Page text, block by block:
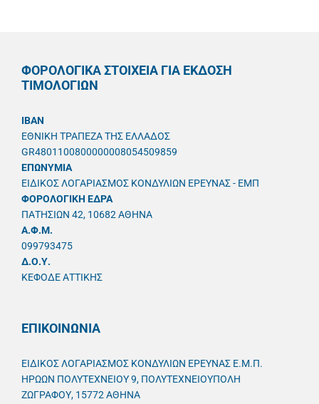
ΦΟΡΟΛΟΓΙΚΑ ΣΤΟΙΧΕΙΑ ΓΙΑ ΕΚΔΟΣΗ
ΤΙΜΟΛΟΓΙΩΝ
IBAN
ΕΘΝΙΚΗ ΤΡΑΠΕΖΑ ΤΗΣ ΕΛΛΑΔΟΣ
GR4801100800000008054509859
ΕΠΩΝΥΜΙΑ
ΕΙΔΙΚΟΣ ΛΟΓΑΡΙΑΣΜΟΣ ΚΟΝΔΥΛΙΩΝ ΕΡΕΥΝΑΣ - ΕΜΠ
ΦΟΡΟΛΟΓΙΚΗ ΕΔΡΑ
ΠΑΤΗΣΙΩΝ 42, 10682 ΑΘΗΝΑ
A.Φ.Μ.
099793475
Δ.Ο.Υ.
ΚΕΦΟΔΕ ΑΤΤΙΚΗΣ
ΕΠΙΚΟΙΝΩΝΙΑ
ΕΙΔΙΚΟΣ ΛΟΓΑΡΙΑΣΜΟΣ ΚΟΝΔΥΛΙΩΝ ΕΡΕΥΝΑΣ Ε.Μ.Π.
ΗΡΩΩΝ ΠΟΛΥΤΕΧΝΕΙΟΥ 9, ΠΟΛΥΤΕΧΝΕΙΟΥΠΟΛΗ
ΖΩΓΡΑΦΟΥ, 15772 ΑΘΗΝΑ